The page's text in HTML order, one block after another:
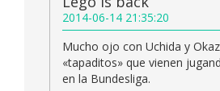
2014-06-14 21:35:20
Mucho ojo con Uchida y
«tapaditos» que vienen
en la Bundesliga.